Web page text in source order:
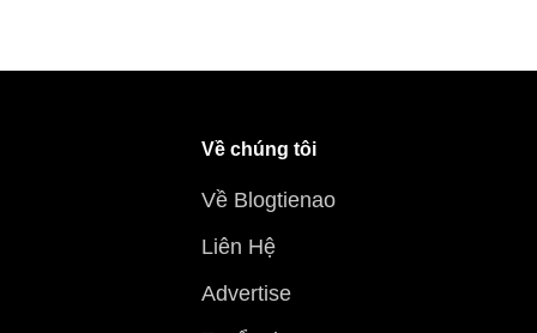
Về chúng tôi
Về Blogtienao
Liên Hệ
Advertise